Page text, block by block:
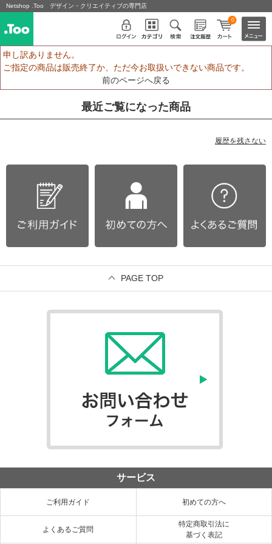
Netshop .Too デザイン・クリエイティブの専門店
0
申し訳ありません。
ご指定の商品は販売終了か、ただ今お取扱いできない商品です。
前のページへ戻る
最近ご覧になった商品
履歴を残さない
PAGE TOP
サービス
ご利用ガイド 初めての方へ
よくあるご質問
特定商取引法に
基づく表記